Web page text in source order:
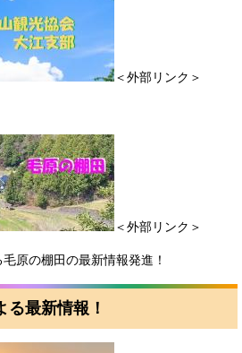
＜外部リンク＞
＜外部リンク＞
原の棚田の最新情報発進！
る最新情報！